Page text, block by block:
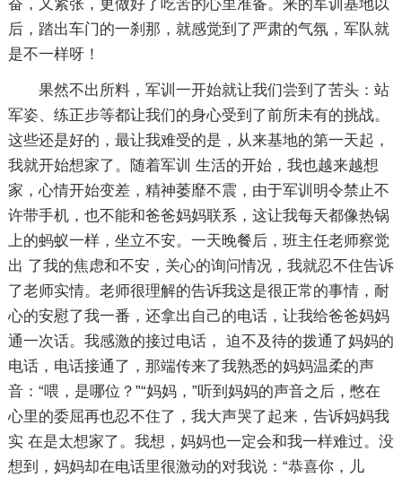
奋，又紧张，更做好了吃苦的心里准备。来的军训基地以
后，踏出车门的一刹那，就感觉到了严肃的气氛，军队就
是不一样呀！
果然不出所料，军训一开始就让我们尝到了苦头：站
军姿、练正步等都让我们的身心受到了前所未有的挑战。
这些还是好的，最让我难受的是，从来基地的第一天起，
我就开始想家了。随着军训 生活的开始，我也越来越想
家，心情开始变差，精神萎靡不震，由于军训明令禁止不
许带手机，也不能和爸爸妈妈联系，这让我每天都像热锅
上的蚂蚁一样，坐立不安。一天晚餐后，班主任老师察觉
出 了我的焦虑和不安，关心的询问情况，我就忍不住告诉
了老师实情。老师很理解的告诉我这是很正常的事情，耐
心的安慰了我一番，还拿出自己的电话，让我给爸爸妈妈
通一次话。我感激的接过电话， 迫不及待的拨通了妈妈的
电话，电话接通了，那端传来了我熟悉的妈妈温柔的声
音：“喂，是哪位？”“妈妈，”听到妈妈的声音之后，憋在
心里的委屈再也忍不住了，我大声哭了起来，告诉妈妈我
实 在是太想家了。我想，妈妈也一定会和我一样难过。没
想到，妈妈却在电话里很激动的对我说：“恭喜你，儿